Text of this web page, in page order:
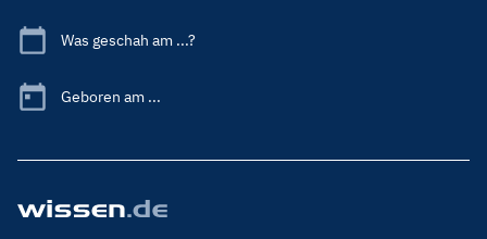
Was geschah am ...?
Geboren am ...